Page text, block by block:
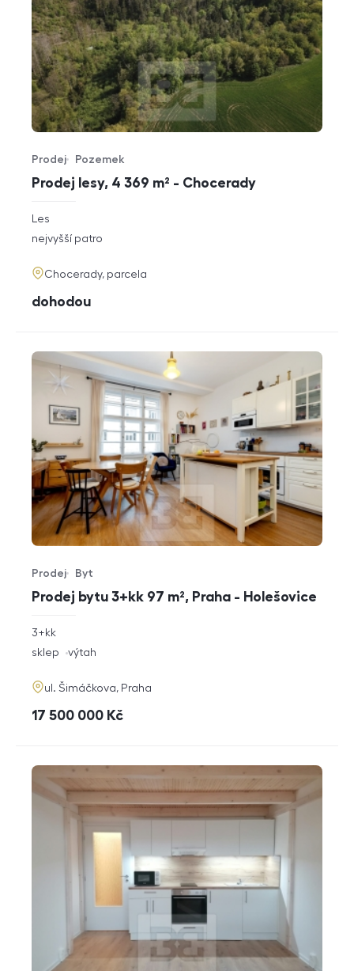
Prodej lesy, 4 369 m² - Chocerady
Typ nabídky
Prodej
Typ nemovitosti
Pozemek
rozměry
Les
funkce
nejvyšší patro
adresa
Chocerady, parcela
cena
dohodou
Prodej bytu 3+kk 97 m², Praha - Holešovice
Typ nabídky
Prodej
Typ nemovitosti
Byt
rozměry
dispozice
3+kk
funkce
sklep výtah
adresa
ul. Šimáčkova, Praha
cena
17 500 000 Kč